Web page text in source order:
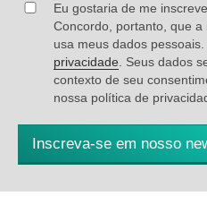
Eu gostaria de me
Concordo, portanto, que
usa meus dados
privacidade . Seus dados
contexto de seu
nossa política de
Inscreva-se em nosso